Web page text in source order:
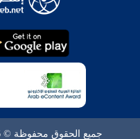
جميع الحقوق محفوظة © 2026 - 1998 لشبكة إسلام ويب